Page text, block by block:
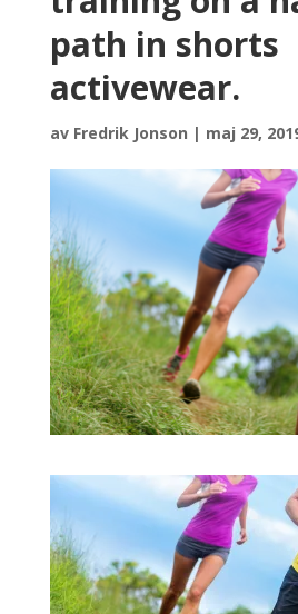
path in shorts
activewear.
av Fredrik Jonson | maj 29,